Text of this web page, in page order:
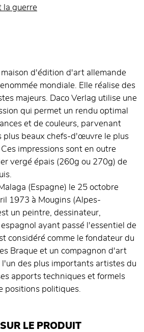
la guerre
maison d'édition d'art allemande
mondiale. Elle réalise des
majeurs. Daco Verlag utilise une
qui permet un rendu optimal
et de couleurs, parvenant
plus beaux chefs-d'œuvre le plus
impressions sont en outre
vergé épais (260g ou 270g) de
(Espagne) le 25 octobre
1973 à Mougins (Alpes-
un peintre, dessinateur,
ayant passé l'essentiel de
considéré comme le fondateur du
Braque et un compagnon d'art
l'un des plus importants artistes du
apports techniques et formels
positions politiques.
LE PRODUIT